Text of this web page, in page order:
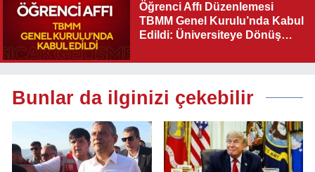
Öğrenci Affı Düzenlemesi
TBMM Genel Kurulu’nda Kabul
Edildi: Üniversiteye Dönüş
Bunlar da ilginizi çekebilir